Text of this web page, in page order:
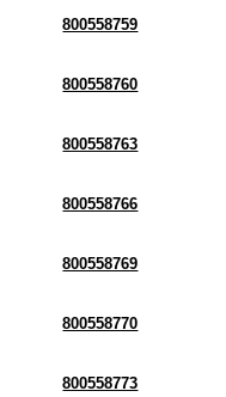
800558759
800558760
800558763
800558766
800558769
800558770
800558773